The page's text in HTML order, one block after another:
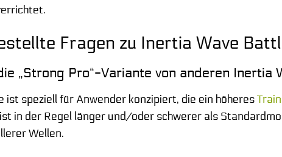
Fragen zu Inertia Wave
„Strong Pro“-Variante von anderen Inertia
ist speziell für Anwender konzipiert, die ein höheres
in der Regel länger und/oder schwerer als
Wellen.